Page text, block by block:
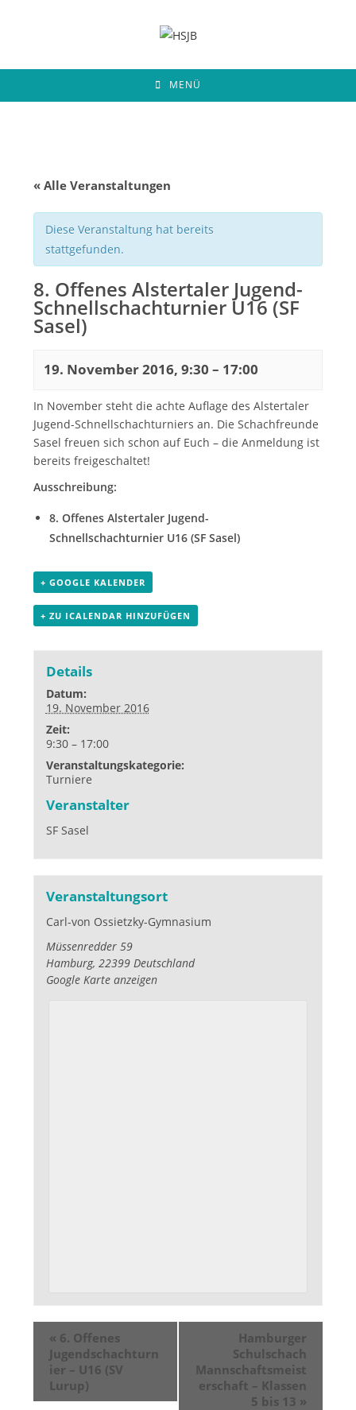
MENÜ
« Alle Veranstaltungen
Diese Veranstaltung hat bereits
stattgefunden.
8. Offenes Alstertaler Jugend-
Schnellschachturnier U16 (SF
Sasel)
19. November 2016, 9:30 – 17:00
In November steht die achte Auflage des Alstertaler
Jugend-Schnellschachturniers an. Die Schachfreunde
Sasel freuen sich schon auf Euch – die Anmeldung ist
bereits freigeschaltet!
Ausschreibung:
8. Offenes Alstertaler Jugend-
Schnellschachturnier U16 (SF Sasel)
+ GOOGLE KALENDER
+ ZU ICALENDAR HINZUFÜGEN
Details
Datum:
19. November 2016
Zeit:
9:30 – 17:00
Veranstaltungskategorie:
Turniere
Veranstalter
SF Sasel
Veranstaltungsort
Carl-von Ossietzky-Gymnasium
Müssenredder 59
Hamburg, 22399 Deutschland
Google Karte anzeigen
« 6. Offenes
Jugendschachturn
ier – U16 (SV
Lurup)
Hamburger
Schulschach
Mannschaftsmeist
erschaft – Klassen
5 bis 13 »